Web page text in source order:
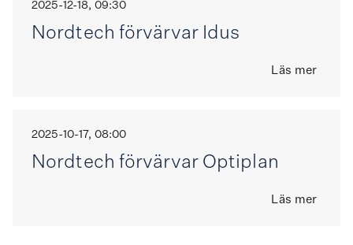
2025-12-18, 09:30
Nordtech förvärvar Idus
Läs mer
2025-10-17, 08:00
Nordtech förvärvar Optiplan
Läs mer